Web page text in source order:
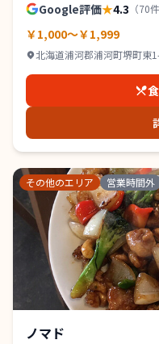
Google評価★4.3 （70件
￥1,000～￥1,999
北海道浦河郡浦河町堺町東
その他のエリア 営業時間外
ノマド